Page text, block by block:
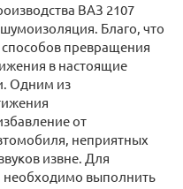
ВАЗ 2107
Благо, что
способов превращения
в настоящие
Одним из
от
неприятных
извне. Для
необходимо выполнить